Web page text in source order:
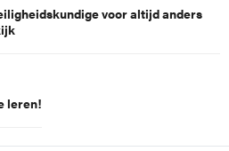
voor altijd anders
leren!